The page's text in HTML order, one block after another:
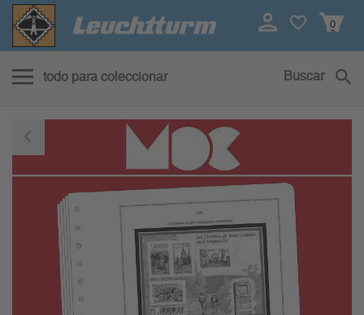
0
todo para coleccionar Buscar